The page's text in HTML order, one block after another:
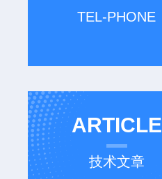
TEL-PHONE
ARTICLE
技术文章